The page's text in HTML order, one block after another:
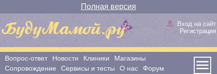
Полная версия
Вход на сайт
Регистрация
Вопрос-ответ Новости Клиники
Магазины
Сопровождение
Сервисы и тесты О нас Форум